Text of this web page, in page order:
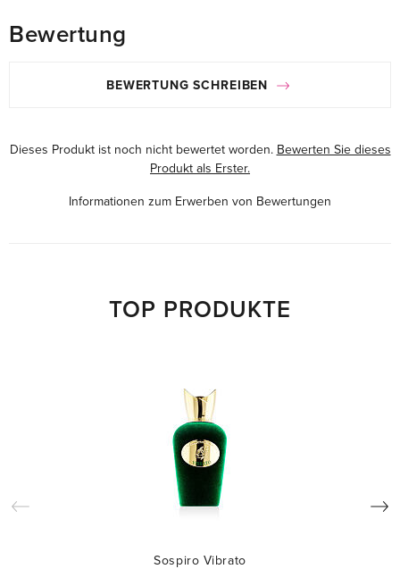
Bewertung
BEWERTUNG SCHREIBEN
Dieses Produkt ist noch nicht bewertet worden. Bewerten Sie dieses
Produkt als Erster.
Informationen zum Erwerben von Bewertungen
TOP PRODUKTE
Sospiro Vibrato